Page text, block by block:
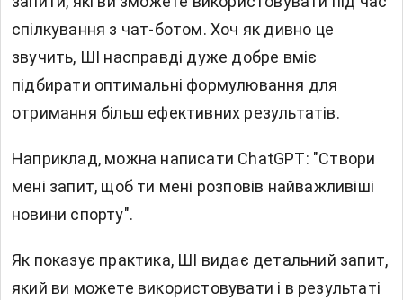
спілкування з чат-ботом. Хоч як дивно це
звучить, ШІ насправді дуже добре вміє
підбирати оптимальні формулювання для
отримання більш ефективних результатів.
Наприклад, можна написати ChatGPT: "Створи
мені запит, щоб ти мені розповів найважливіші
новини спорту".
Як показує практика, ШІ видає детальний запит,
який ви можете використовувати і в результаті